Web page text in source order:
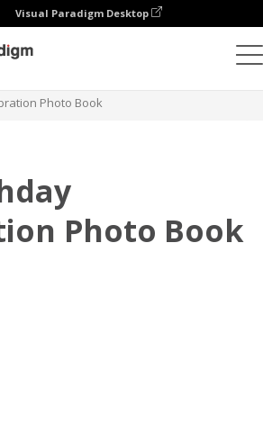
Visual Paradigm Desktop
Photo Book
Photo Book